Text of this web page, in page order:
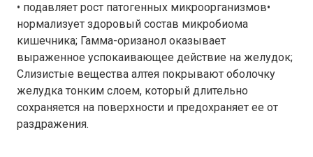
• подавляет рост патогенных микроорганизмов•
нормализует здоровый состав микробиома
кишечника; Гамма-оризанол оказывает
выраженное успокаивающее действие на желудок;
Слизистые вещества алтея покрывают оболочку
желудка тонким слоем, который длительно
сохраняется на поверхности и предохраняет ее от
раздражения.